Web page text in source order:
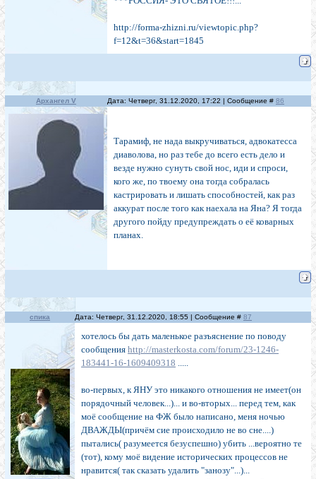
http://forma-zhizni.ru/viewtopic.php?
f=12&t=36&start=1845
Архангел V Дата: Четверг, 31.12.2020, 17:22 | Сообщение # 86
Тарамиф, не нада выкручиваться, адвокатесса
диаволова, но раз тебе до всего есть дело и
везде нужно сунуть свой нос, иди и спроси,
кого же, по твоему она тогда собралась
кастрировать и лишать способностей, как раз
аккурат после того как наехала на Яна? Я тогда
другого пойду предупреждать о её коварных
планах.
спика Дата: Четверг, 31.12.2020, 18:55 | Сообщение # 87
хотелось бы дать маленькое разъяснение по поводу
сообщения http://masterkosta.com/forum/23-1246-
183441-16-1609409318 .....
во-первых, к ЯНУ это никакого отношения не имеет(он
порядочный человек...)... и во-вторых... перед тем, как
моё сообщение на ФЖ было написано, меня ночью
ДВАЖДЫ(причём сие происходило не во сне....)
пытались( разумеется безуспешно) убить ...вероятно те
(тот), кому моё видение исторических процессов не
нравится( так сказать удалить "занозу"...)...